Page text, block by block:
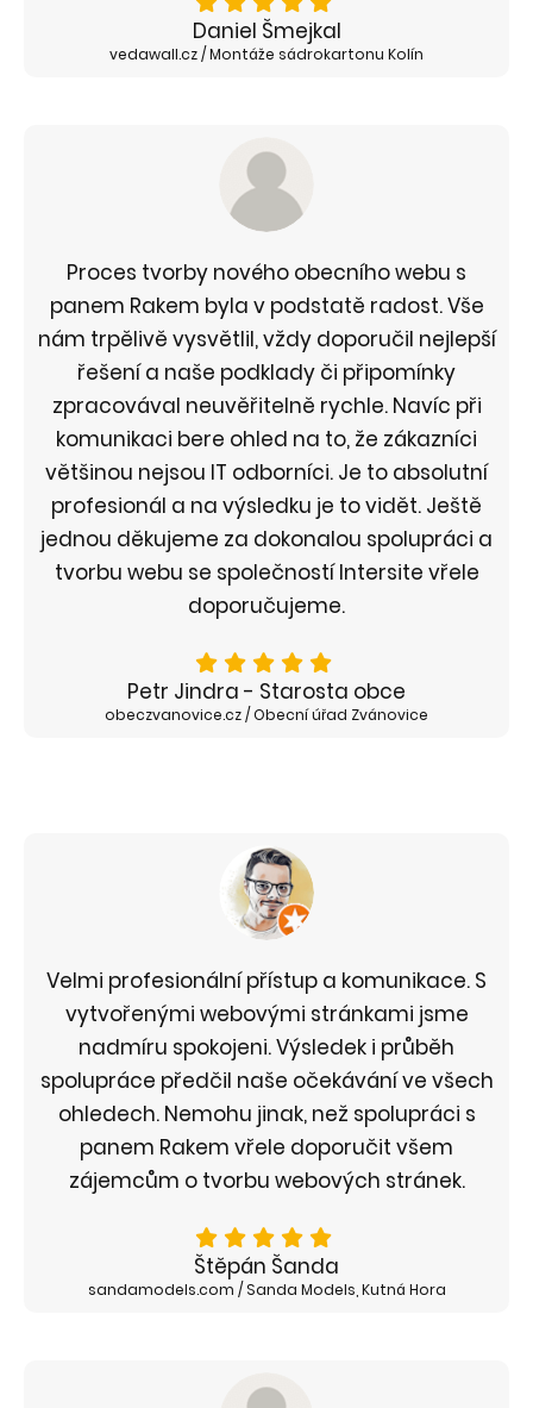
Daniel Šmejkal
vedawall.cz / Montáže sádrokartonu Kolín
Proces tvorby nového obecního webu s
panem Rakem byla v podstatě radost. Vše
nám trpělivě vysvětlil, vždy doporučil nejlepší
řešení a naše podklady či připomínky
zpracovával neuvěřitelně rychle. Navíc při
komunikaci bere ohled na to, že zákazníci
většinou nejsou IT odborníci. Je to absolutní
profesionál a na výsledku je to vidět. Ještě
jednou děkujeme za dokonalou spolupráci a
tvorbu webu se společností Intersite vřele
doporučujeme.
Petr Jindra - Starosta obce
obeczvanovice.cz / Obecní úřad Zvánovice
Velmi profesionální přístup a komunikace. S
vytvořenými webovými stránkami jsme
nadmíru spokojeni. Výsledek i průběh
spolupráce předčil naše očekávání ve všech
ohledech. Nemohu jinak, než spolupráci s
panem Rakem vřele doporučit všem
zájemcům o tvorbu webových stránek.
Štěpán Šanda
sandamodels.com / Sanda Models, Kutná Hora